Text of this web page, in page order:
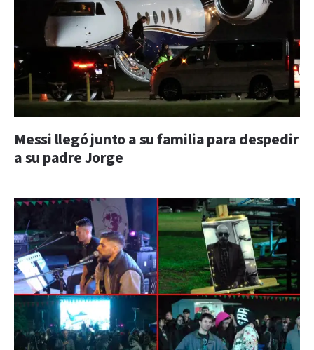
Messi llegó junto a su familia para despedir
a su padre Jorge